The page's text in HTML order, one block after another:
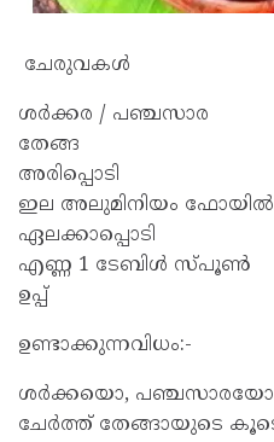
ചേരുവകൾ
ശർക്കര / പഞ്ചസാര
തേങ്ങ
അരിപ്പൊടി
ഇല അലുമിനിയം ഫോയിൽ
ഏലക്കാപ്പൊടി
എണ്ണ 1 ടേബിൾ സ്പൂൺ
ഉപ്പ്
ഉണ്ടാക്കുന്നവിധം:-
ശർക്കയൊ,
ചേർത്ത് തേങ്ങായുടെ